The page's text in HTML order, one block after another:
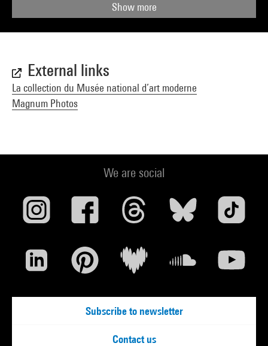
Show more
External links
La collection du Musée national d’art moderne
Magnum Photos
We are social
Subscribe to newsletter
Contact us